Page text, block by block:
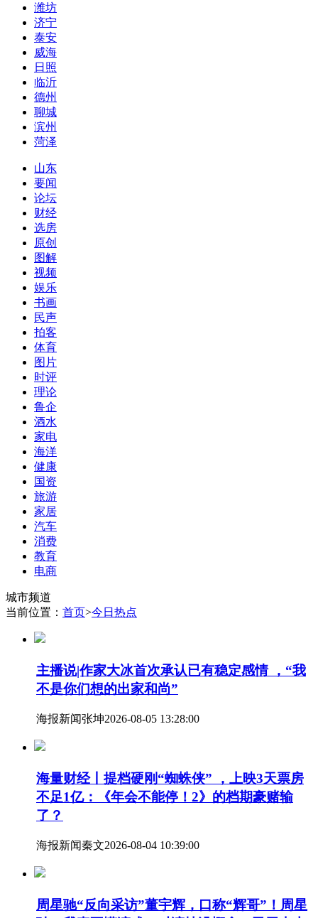
潍坊
济宁
泰安
威海
日照
临沂
德州
聊城
滨州
菏泽
山东
要闻
论坛
财经
选房
原创
图解
视频
娱乐
书画
民声
拍客
体育
图片
时评
理论
鲁企
酒水
家电
海洋
健康
国资
旅游
家居
汽车
消费
教育
电商
城市频道
当前位置： 首页>今日热点
主播说|作家大冰首次承认已有稳定感情 ，“我
不是你们想的出家和尚”
海报新闻张坤2026-08-05 13:28:00
海量财经丨提档硬刚“蜘蛛侠” ，上映3天票房
不足1亿：《年会不能停！2》的档期豪赌输
了？
海报新闻秦文2026-08-04 10:39:00
周星驰“反向采访”董宇辉，口称“辉哥”！周星